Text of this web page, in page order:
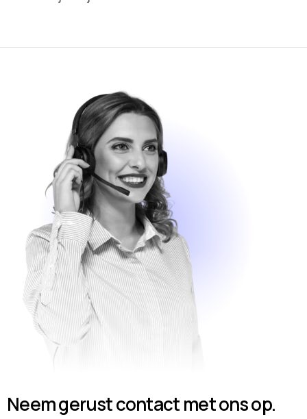
Neem gerust contact met ons op.